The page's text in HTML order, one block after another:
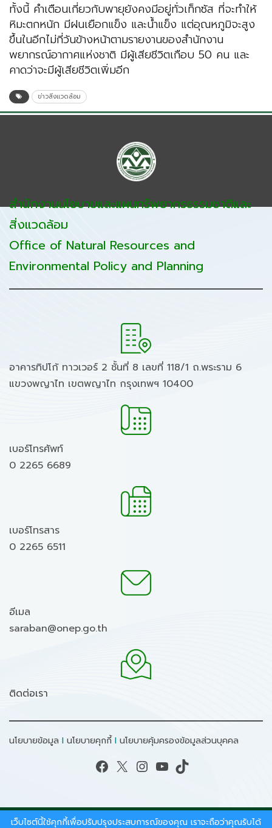
ทั้งนี้ คำเตือนเกี่ยวกับพายุยังคงมีอยู่ทั่วเท็กซัส ที่จะทำให้
หิมะตกหนัก มีฝนเยือกแข็ง และน้ำแข็ง แต่อุณหภูมิจะสูง
ขึ้นในอีกไม่กี่วันข้างหน้าตามรายงานของสำนักงาน
พยากรณ์อากาศแห่งชาติ มีผู้เสียชีวิตเกือบ 50 คน และ
คาดว่าจะมีผู้เสียชีวิตเพิ่มอีก
ข่าวสิ่งแวดล้อม
สำนักงานนโยบายและแผนทรัพยากรธรรมชาติและ
สิ่งแวดล้อม
Office of Natural Resources and
Environmental Policy and Planning
อาคารทิปโก้ ทาวเวอร์ 2 ชั้นที่ 8 เลขที่ 118/1 ถ.พระราม 6
แขวงพญาไท เขตพญาไท กรุงเทพฯ 10400
เบอร์โทรศัพท์
0 2265 6689
เบอร์โทรสาร
0 2265 6511
อีเมล
saraban@onep.go.th
ติดต่อเรา
นโยบายข้อมูล I นโยบายคุกกี้ I นโยบายคุ้มครองข้อมูลส่วนบุคคล
Facebook X Instagram YouTube TikTok
เว็บไซต์นี้ใช้คุกกี้เพื่อปรับปรุงประสบการณ์ของคุณ เราจะถือว่าคุณรับได้